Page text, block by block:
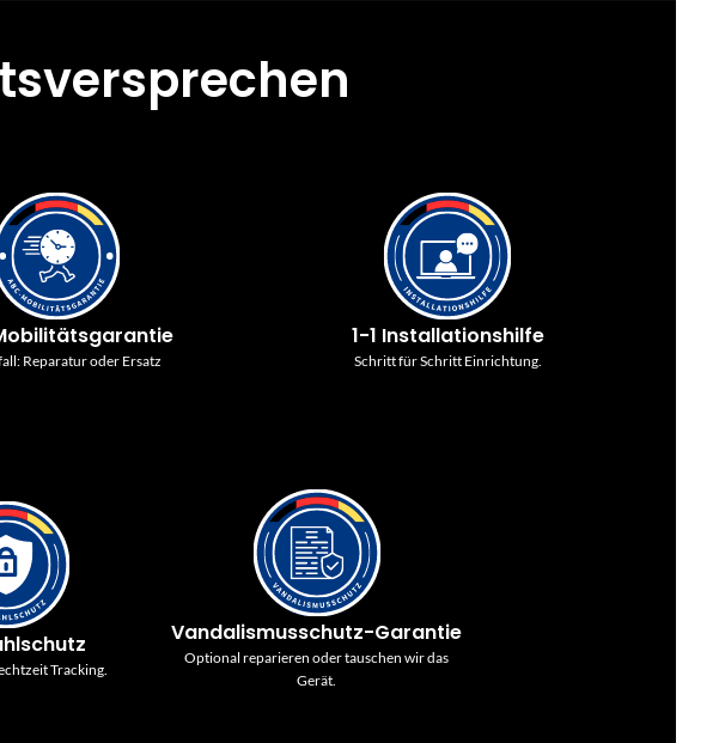
Reparatur oder Ersatz
1-1 Installationshilfe
Schritt für Schritt Einrichtung.
Tracking.
Vandalismusschutz-Garantie
Optional reparieren oder tauschen wir das
Gerät.